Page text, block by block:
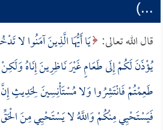
...)
قال الله تعالى: يَا أَيُّهَا الَّذِينَ آمَنُوا لا
يُؤْذَنَ لَكُمْ إِلَى طَعَامٍ غَيْرَ نَاظِرِينَ إِنَاهُ وَلَكِنْ
طَعِمْتُمْ فَانْتَشِرُوا وَلا مُسْتَأْنِسِينَ لِحَدِيثٍ
فَيَسْتَحْيِي مِنْكُمْ وَاللَّهُ لا يَسْتَحْيِي مِنَ